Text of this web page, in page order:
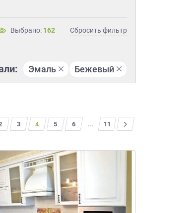
Выбрано: 162 Сбросить фильтр
Эмаль Бежевый
3 4 5 6 ... 11
>